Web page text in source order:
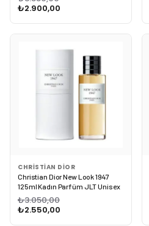
₺2.900,00
CHRISTIAN DIOR
Christian Dior New Look 1947
125ml Kadın Parfüm JLT Unisex
₺3.050,00
₺2.550,00